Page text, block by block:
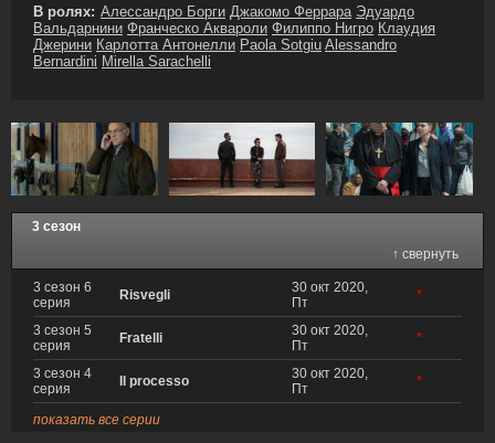
В ролях: Алессандро Борги Джакомо Феррара Эдуардо
Вальдарнини Франческо Аквароли Филиппо Нигро Клаудия
Джерини Карлотта Антонелли Paola Sotgiu Alessandro
Bernardini Mirella Sarachelli
3 сезон
↑ свернуть
3 сезон 6
серия
Risvegli
30 окт 2020,
Пт
*
3 сезон 5
серия
Fratelli
30 окт 2020,
Пт
*
3 сезон 4
серия
Il processo
30 окт 2020,
Пт
*
показать все серии